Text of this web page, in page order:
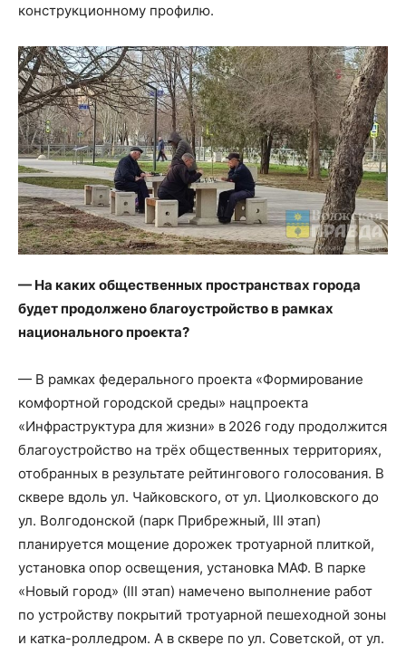
конструкционному профилю.
— На каких общественных пространствах города
будет продолжено благоустройство в рамках
национального проекта?
— В рамках федерального проекта «Формирование
комфортной городской среды» нацпроекта
«Инфраструктура для жизни» в 2026 году продолжится
благоустройство на трёх общественных территориях,
отобранных в результате рейтингового голосования. В
сквере вдоль ул. Чайковского, от ул. Циолковского до
ул. Волгодонской (парк Прибрежный, III этап)
планируется мощение дорожек тротуарной плиткой,
установка опор освещения, установка МАФ. В парке
«Новый город» (III этап) намечено выполнение работ
по устройству покрытий тротуарной пешеходной зоны
и катка-ролледром. А в сквере по ул. Советской, от ул.